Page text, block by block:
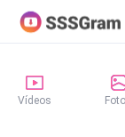
Vídeos